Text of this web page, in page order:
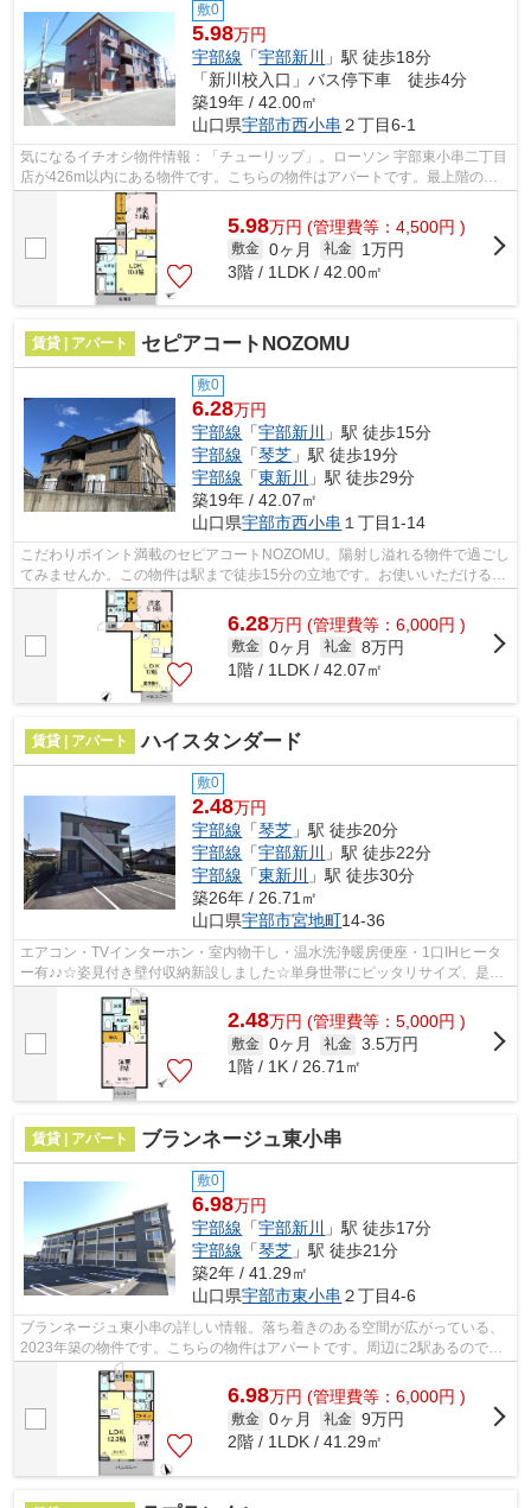
敷0
5.98万円
宇部線 「宇部新川
」駅 徒歩18分
「新川校入口」バス停下車 徒歩4分
築19年 / 42.00㎡
山口県宇部市西小串 ２丁目6-1
気になるイチオシ物件情報：「チューリップ」。ローソン 宇部東小串二丁目
店が426m以内にある物件です。こちらの物件はアパートです。最上階の物
件です。ご希望の地域から物件の情報を...
5.98万円 (管理費等：4,500円 )
敷金 0ヶ月 礼金
1万円
3階 / 1LDK / 42.00㎡
賃貸 | アパート セピアコートNOZOMU
敷0
6.28万円
宇部線 「宇部新川
」駅 徒歩15分
宇部線 「琴芝 」駅 徒歩19分
宇部線 「東新川
」駅 徒歩29分
築19年 / 42.07㎡
山口県宇部市西小串 １丁目1-14
こだわりポイント満載のセピアコートNOZOMU。陽射し溢れる物件で過ごし
てみませんか。この物件は駅まで徒歩15分の立地です。お使いいただける駅
は2駅あり、行き先に応じて使い分けがで...
6.28万円 (管理費等：6,000円 )
敷金 0ヶ月 礼金 8万円
1階 / 1LDK / 42.07㎡
賃貸 | アパート ハイスタンダード
敷0
2.48万円
宇部線 「琴芝 」駅 徒歩20分
宇部線 「宇部新川
」駅 徒歩22分
宇部線 「東新川
」駅 徒歩30分
築26年 / 26.71㎡
山口県宇部市宮地町14-36
エアコン・TVインターホン・室内物干し・温水洗浄暖房便座・1口IHヒータ
ー有♪♪☆姿見付き壁付収納新設しました☆単身世帯にピッタリサイズ、是非
室内ご確認ください♪
2.48万円 (管理費等：5,000円 )
敷金 0ヶ月 礼金 3.5万円
1階 / 1K / 26.71㎡
賃貸 | アパート ブランネージュ東小串
敷0
6.98万円
宇部線 「宇部新川
」駅 徒歩17分
宇部線 「琴芝 」駅 徒歩21分
築2年 / 41.29㎡
山口県宇部市東小串 ２丁目4-6
ブランネージュ東小串の詳しい情報。落ち着きのある空間が広がっている、
2023年築の物件です。こちらの物件はアパートです。周辺に2駅あるので電
車通勤しやすいです。こちらの物件以外...
6.98万円 (管理費等：6,000円 )
敷金 0ヶ月 礼金 9万円
2階 / 1LDK / 41.29㎡